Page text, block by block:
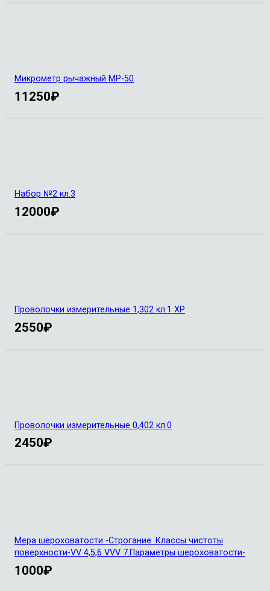
Микрометр рычажный МР-50
11250₽
Набор №2 кл.3
12000₽
Проволочки измерительные 1,302 кл.1 ХР
2550₽
Проволочки измерительные 0,402 кл.0
2450₽
Мера шероховатости -Строгание .Классы чистоты
поверхности-VV 4,5,6 VVV 7.Параметры шероховатости-
1000₽